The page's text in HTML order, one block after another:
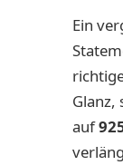
Ein
Glanz,
auf